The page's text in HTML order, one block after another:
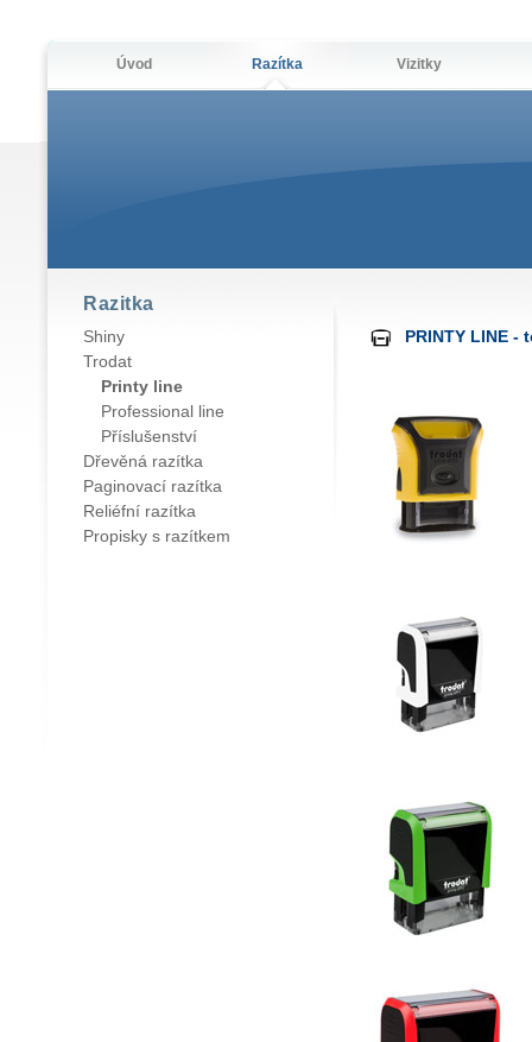
Úvod Razítka Vizitky
PRINTY LINE
Razitka
Shiny
Trodat
Printy line
Professional line
Příslušenství
Dřevěná razítka
Paginovací razítka
Reliéfní razítka
Propisky s razítkem